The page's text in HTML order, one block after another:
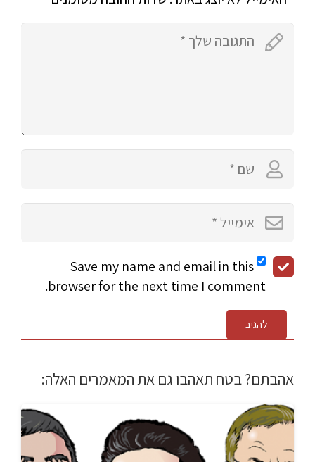
Save my name and email in this
browser for the next time I comment.
להגיב
אהבתם? בטח תאהבו גם את המאמרים האלה: